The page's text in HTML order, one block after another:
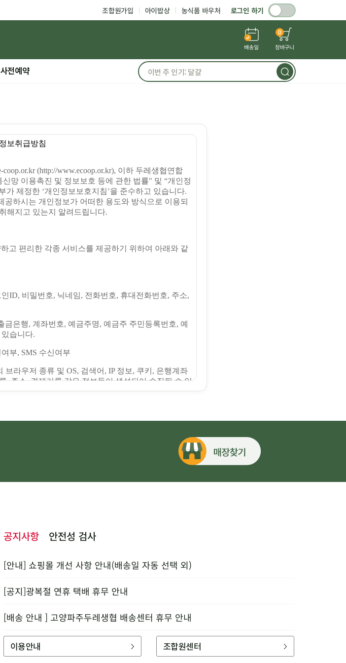
조합원가입 아이밥상 농식품 바우처 로그인 하기
배송일
0
장바구니
사전예약
공지사항 안전성 검사
[안내] 쇼핑몰 개선 사항 안내(배송일 자동 선택 외)
[공지]광복절 연휴 택배 휴무 안내
[배송 안내 ] 고양파주두레생협 배송센터 휴무 안내
이용안내 조합원센터